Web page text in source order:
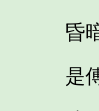
昏暗
是傅